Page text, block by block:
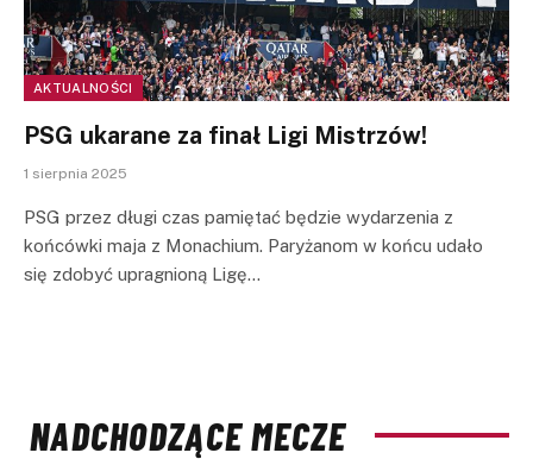
AKTUALNOŚCI
PSG ukarane za finał Ligi Mistrzów!
1 sierpnia 2025
PSG przez długi czas pamiętać będzie wydarzenia z
końcówki maja z Monachium. Paryżanom w końcu udało
się zdobyć upragnioną Ligę…
NADCHODZĄCE MECZE